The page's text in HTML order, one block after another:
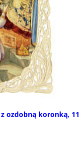
ozdobną koronką,